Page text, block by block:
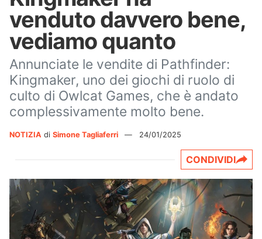
venduto davvero bene,
vediamo quanto
Annunciate le vendite di Pathfinder:
Kingmaker, uno dei giochi di ruolo di
culto di Owlcat Games, che è andato
complessivamente molto bene.
NOTIZIA di Simone Tagliaferri — 24/01/2025
CONDIVIDI